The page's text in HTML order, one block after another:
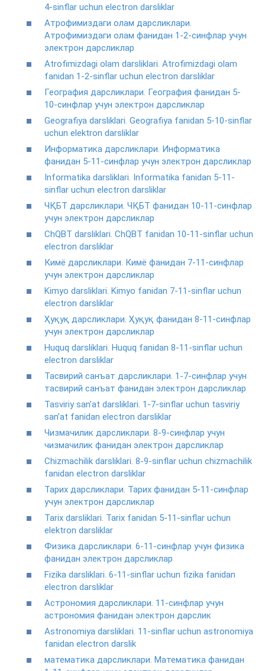
4-sinflar uchun electron darsliklar
Атрофимиздаги олам дарсликлари.
Атрофимиздаги олам фанидан 1-2-синфлар учун
электрон дарсликлар
Atrofimizdagi olam darsliklari. Atrofimizdagi olam
fanidan 1-2-sinflar uchun electron darsliklar
География дарсликлари. География фанидан 5-
10-синфлар учун электрон дарсликлар
Geografiya darsliklari. Geografiya fanidan 5-10-sinflar
uchun elektron darsliklar
Информатика дарсликлари. Информатика
фанидан 5-11-синфлар учун электрон дарсликлар
Informatika darsliklari. Informatika fanidan 5-11-
sinflar uchun electron darsliklar
ЧҚБТ дарсликлари. ЧҚБТ фанидан 10-11-синфлар
учун электрон дарсликлар
ChQBT darsliklari. ChQBT fanidan 10-11-sinflar uchun
electron darsliklar
Кимё дарсликлари. Кимё фанидан 7-11-синфлар
учун электрон дарсликлар
Kimyo darsliklari. Kimyo fanidan 7-11-sinflar uchun
electron darsliklar
Ҳуқуқ дарсликлари. Ҳуқуқ фанидан 8-11-синфлар
учун электрон дарсликлар
Huquq darsliklari. Huquq fanidan 8-11-sinflar uchun
electron darsliklar
Тасвирий санъат дарсликлари. 1-7-синфлар учун
тасвирий санъат фанидан электрон дарсликлар
Tasviriy san’at darsliklari. 1-7-sinflar uchun tasviriy
san’at fanidan electron darsliklar
Чизмачилик дарсликлари. 8-9-синфлар учун
чизмачилик фанидан электрон дарсликлар
Chizmachilik darsliklari. 8-9-sinflar uchun chizmachilik
fanidan electron darsliklar
Тарих дарсликлари. Тарих фанидан 5-11-синфлар
учун электрон дарсликлар
Tarix darsliklari. Tarix fanidan 5-11-sinflar uchun
elektron darsliklar
Физика дарсликлари. 6-11-синфлар учун физика
фанидан электрон дарсликлар
Fizika darsliklari. 6-11-sinflar uchun fizika fanidan
electron darsliklar
Астрономия дарсликлари. 11-синфлар учун
астрономия фанидан электрон дарслик
Astronomiya darsliklari. 11-sinflar uchun astronomiya
fanidan electron darslik
математика дарсликлари. Математика фанидан